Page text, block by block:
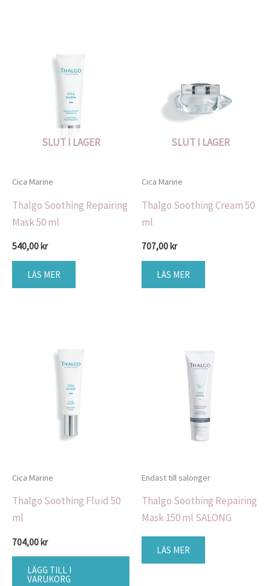
SLUT I LAGER
Cica Marine
Thalgo Soothing Repairing
Mask 50 ml
540,00 kr
LÄS MER
SLUT I LAGER
Cica Marine
Thalgo Soothing Cream 50
ml
707,00 kr
LÄS MER
Cica Marine
Thalgo Soothing Fluid 50
ml
704,00kr
LÄGG TILL I
VARUKORG
Endast till salonger
Thalgo Soothing Repairing
Mask 150 ml SALONG
LÄS MER